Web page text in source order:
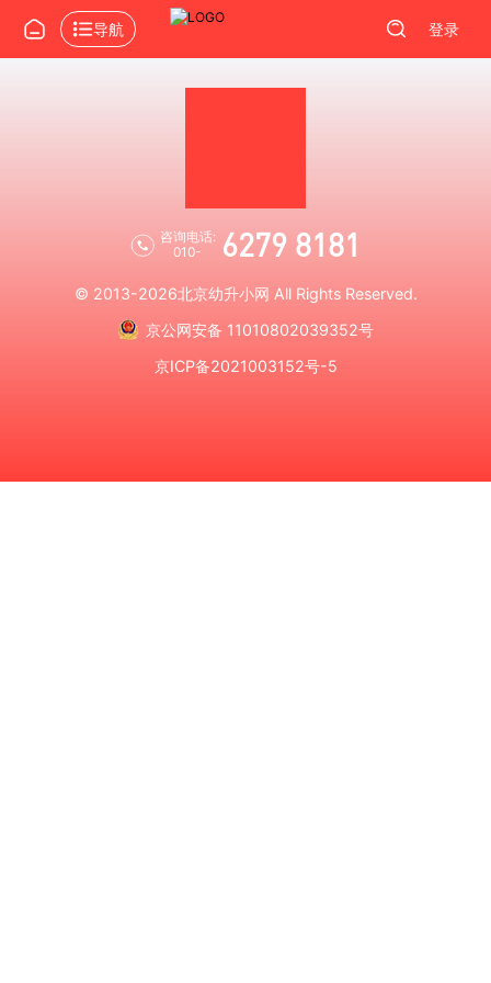
导航 登录
咨询电话:
010-
6279 8181
© 2013-2026北京幼升小网 All Rights Reserved.
京公网安备 11010802039352号
京ICP备2021003152号-5